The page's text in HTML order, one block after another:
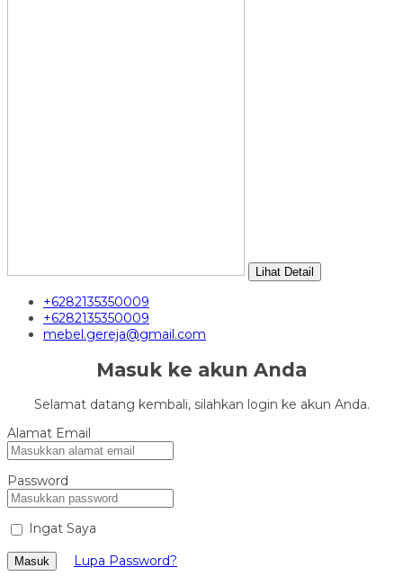
Lihat Detail
+6282135350009
+6282135350009
mebel.gereja@gmail.com
Masuk ke akun Anda
Selamat datang kembali, silahkan login ke akun Anda.
Alamat Email
Password
Ingat Saya
Masuk Lupa Password?